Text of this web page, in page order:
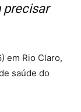
precisar
em Rio Claro,
saúde do